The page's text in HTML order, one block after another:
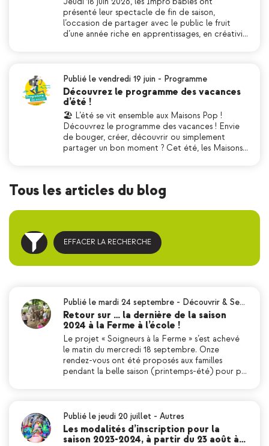
présenté leur spectacle de fin de saison,
l’occasion de partager avec le public le fruit
d’une année riche en apprentissages, en créativi…
Publié le vendredi 19 juin - Programme
Découvrez le programme des vacances
d’été !
🏖 L’été se vit ensemble aux Maisons Pop !
Découvrez le programme des vacances ! Envie
de bouger, créer, découvrir ou simplement
partager un bon moment ? Cet été, les Maisons…
Tous les articles du blog
EFFACER LA RECHERCHE
Publié le mardi 24 septembre - Découvrir & Se…
Retour sur … la dernière de la saison
2024 à la Ferme à l’école !
Le projet « Soigneurs à la Ferme » s’est achevé
le matin du mercredi 18 septembre. Onze
rendez-vous ont été proposés aux familles
pendant la belle saison (printemps-été) pour p…
Publié le jeudi 20 juillet - Autres
Les modalités d’inscription pour la
saison 2023-2024, à partir du 23 août à…